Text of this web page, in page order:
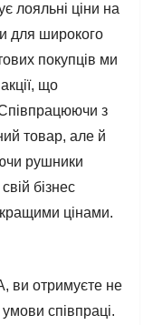
лояльні ціни на
для широкого
покупців ми
що
з
товар, але й
рушники
бізнес
цінами.
ви отримуєте не
співпраці.